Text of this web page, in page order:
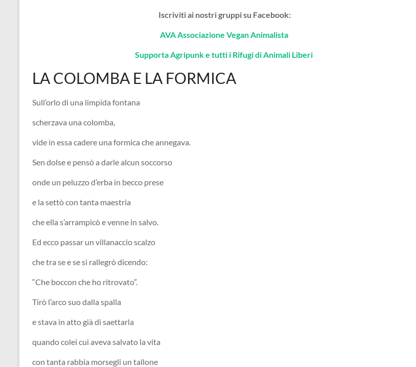
Iscriviti ai nostri gruppi su Facebook:
AVA Associazione Vegan Animalista
Supporta Agripunk e tutti i Rifugi di Animali Liberi
LA COLOMBA E LA FORMICA
Sull’orlo di una limpida fontana
scherzava una colomba,
vide in essa cadere una formica che annegava.
Sen dolse e pensò a darle alcun soccorso
onde un peluzzo d’erba in becco prese
e la settò con tanta maestria
che ella s’arrampicò e venne in salvo.
Ed ecco passar un villanaccio scalzo
che tra se e se si rallegrò dicendo:
“Che boccon che ho ritrovato”.
Tirò l’arco suo dalla spalla
e stava in atto già di saettarla
quando colei cui aveva salvato la vita
con tanta rabbia morsegli un tallone